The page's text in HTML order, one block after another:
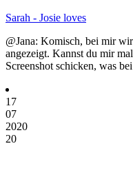
Sarah - Josie loves
@Jana: Komisch, bei mir
angezeigt. Kannst du mir
Screenshot schicken, was
17
07
2020
20